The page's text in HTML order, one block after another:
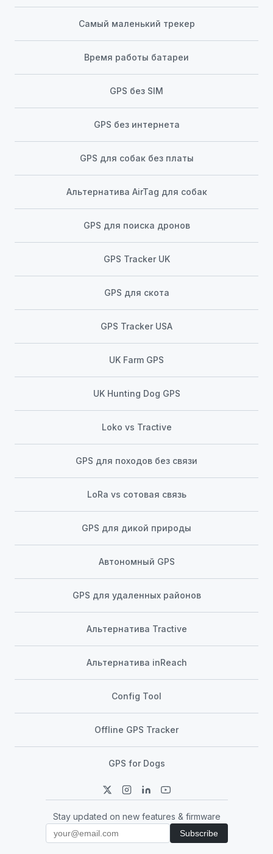
Самый маленький трекер
Время работы батареи
GPS без SIM
GPS без интернета
GPS для собак без платы
Альтернатива AirTag для собак
GPS для поиска дронов
GPS Tracker UK
GPS для скота
GPS Tracker USA
UK Farm GPS
UK Hunting Dog GPS
Loko vs Tractive
GPS для походов без связи
LoRa vs сотовая связь
GPS для дикой природы
Автономный GPS
GPS для удаленных районов
Альтернатива Tractive
Альтернатива inReach
Config Tool
Offline GPS Tracker
GPS for Dogs
Stay updated on new features & firmware
Subscribe